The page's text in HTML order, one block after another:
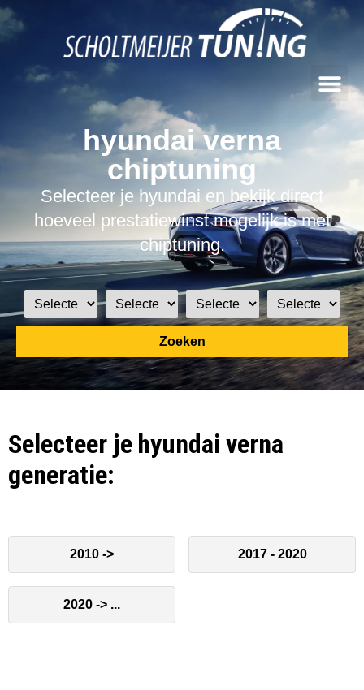
hyundai verna
chiptuning
Selecteer je hyundai en bekijk direct
hoeveel prestatiewinst mogelijk is met
chiptuning.
Zoeken
Selecteer je hyundai verna
generatie:
2010 -> 2017 - 2020
2020 -> ...